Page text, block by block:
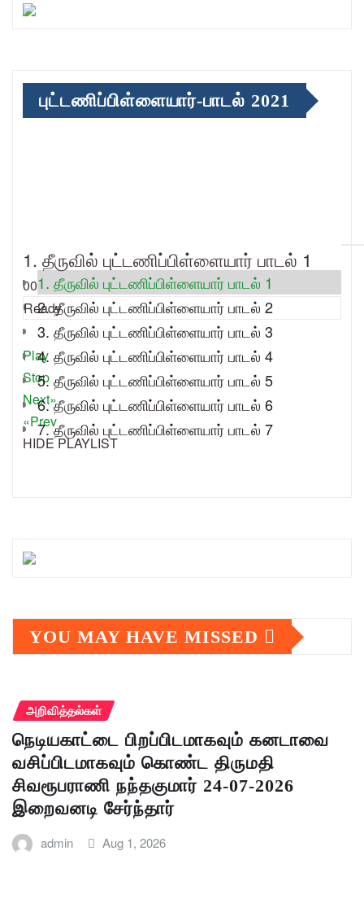
புட்டணிப்பிள்ளையார்-பாடல் 2021
1. தீருவில் புட்டணிப்பிள்ளையார் பாடல் 1
00:00
Ready
Play
Stop
Next»
«Prev
HIDE PLAYLIST
1. தீருவில் புட்டணிப்பிள்ளையார் பாடல் 1
2. தீருவில் புட்டணிப்பிள்ளையார் பாடல் 2
3. தீருவில் புட்டணிப்பிள்ளையார் பாடல் 3
4. தீருவில் புட்டணிப்பிள்ளையார் பாடல் 4
5. தீருவில் புட்டணிப்பிள்ளையார் பாடல் 5
6. தீருவில் புட்டணிப்பிள்ளையார் பாடல் 6
7. தீருவில் புட்டணிப்பிள்ளையார் பாடல் 7
YOU MAY HAVE MISSED
அறிவித்தல்கள்
நெடியகாட்டை பிறப்பிடமாகவும் கனடாவை
வசிப்பிடமாகவும் கொண்ட திருமதி
சிவரூபராணி நந்தகுமார் 24-07-2026
இறைவனடி சேர்ந்தார்
admin Aug 1, 2026